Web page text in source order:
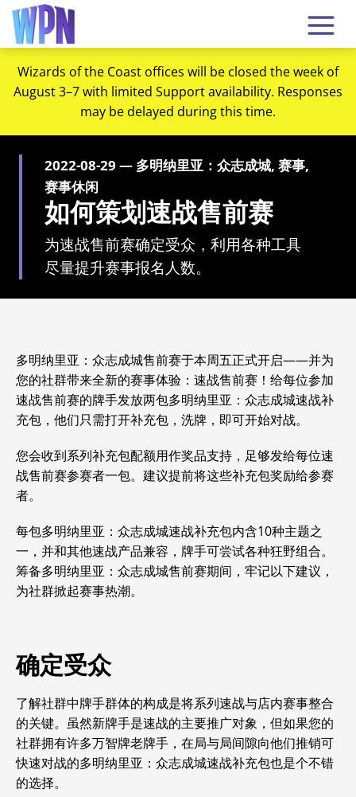
Wizards of the Coast offices will be closed the week of
August 3–7 with limited Support availability. Responses
may be delayed during this time.
2022-08-29 — 多明纳里亚：众志成城, 赛事,
赛事休闲
如何策划速战售前赛
为速战售前赛确定受众，利用各种工具
尽量提升赛事报名人数。
多明纳里亚：众志成城售前赛于本周五正式开启——并为
您的社群带来全新的赛事体验： 速战售前赛！ 给每位参加
速战售前赛的牌手发放两包多明纳里亚：众志成城速战补
充包，他们只需打开补充包，洗牌，即可开始对战。
您会收到系列补充包配额用作奖品支持，足够发给每位速
战售前赛参赛者一包。建议提前将这些补充包奖励给参赛
者。
每包多明纳里亚：众志成城速战补充包内含10种主题之
一，并和其他速战产品兼容，牌手可尝试各种狂野组合。
筹备多明纳里亚：众志成城售前赛期间，牢记以下建议，
为社群掀起赛事热潮。
确定受众
了解社群中牌手群体的构成是将系列速战与店内赛事整合
的关键。 虽然新牌手是速战的主要推广对象，但如果您的
社群拥有许多万智牌老牌手，在局与局间隙向他们推销可
快速对战的多明纳里亚：众志成城速战补充包也是个不错
的选择。